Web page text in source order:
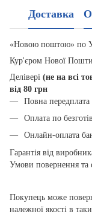
Доставка
«Новою поштою» по
Кур'єром Нової
Делівері (не на всі
від 80 грн
Повна
Оплата по
Онлайн-оплата
Гарантія від
Умови повернення та
Покупець може
належної якості в